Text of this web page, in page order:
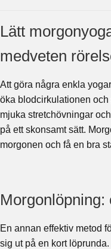
Lätt
medveten
Att göra några enkla
öka blodcirkulationen
mjuka stretchövningar
på ett skonsamt sätt.
morgonen och få en bra
Morgonlöpning:
En annan effektiv metod
sig ut på en kort